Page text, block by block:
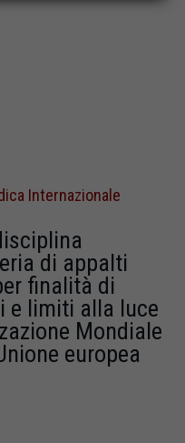
Internazionale
di appalti
finalità di
e limiti alla luce
Mondiale
europea